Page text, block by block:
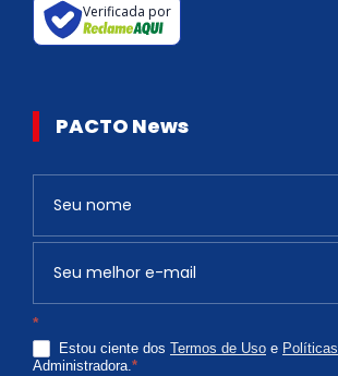
Verificada por
PACTO News
*
Estou ciente dos Termos de Uso e Políticas
Administradora.*
v
ê